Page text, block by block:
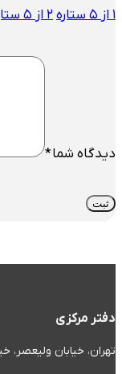
۱ از ۵ ستاره ۲ از ۵ ستاره
دیدگاه شما*
دفتر مرکزی
تهران، خیابان ولیعصر،